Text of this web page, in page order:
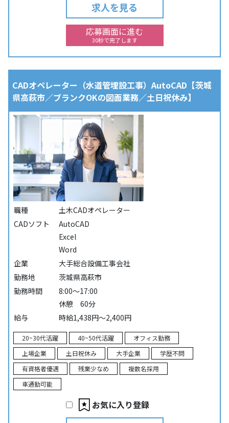
求人を見る
応募画面に進む
30秒で完了します
CADオペレーター（水道管埋設工事）AutoCAD【茨城
県高萩市／ブランクOKの図面業務／土日祝休み】
職種
土木CADオペレーター
CADソフト
AutoCAD
Excel
Word
企業
大手総合設備工事会社
勤務地
茨城県高萩市
勤務時間
8:00～17:00
休憩 60分
給与
時給1,438円～2,400円
20~30代活躍 40~50代活躍
オフィス勤務
上場企業
土日祝休み 大手企業
学歴不問
有資格者優遇
残業少なめ
複数名採用
車通勤可能
お気に入り登録